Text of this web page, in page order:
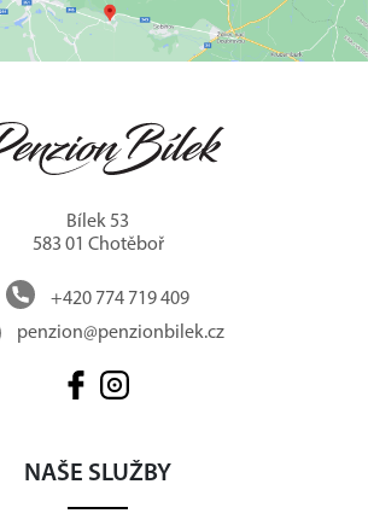
Bílek 53
583 01 Chotěboř
+420 774 719 409
penzion@penzionbilek.cz
NAŠE SLUŽBY